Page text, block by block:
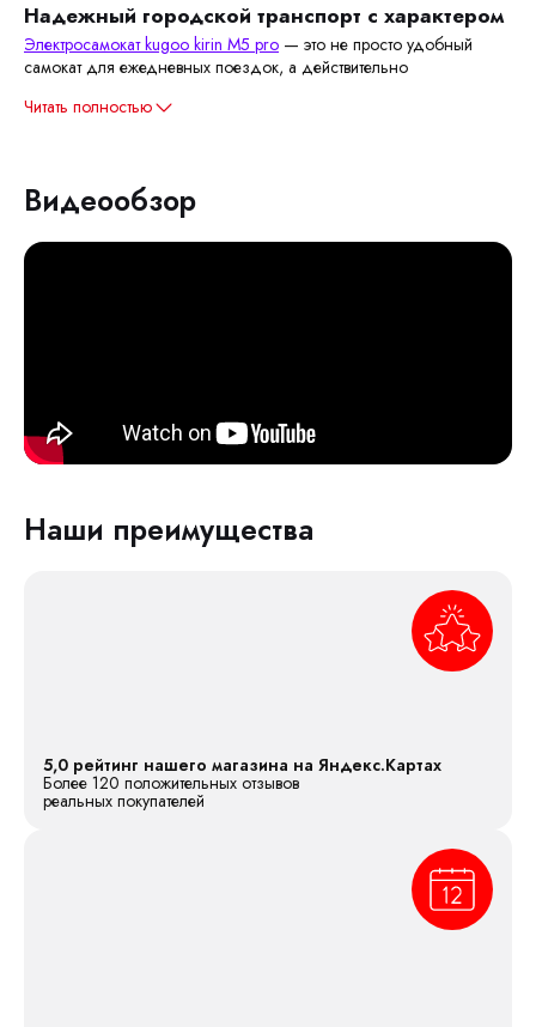
Надежный городской транспорт с характером
Электросамокат kugoo kirin M5 pro — это не просто удобный
самокат для ежедневных поездок, а действительно
Читать полностью
Видеообзор
Наши преимущества
5,0 рейтинг нашего магазина на Яндекс.Картах
Более 120 положительных отзывов
реальных покупателей